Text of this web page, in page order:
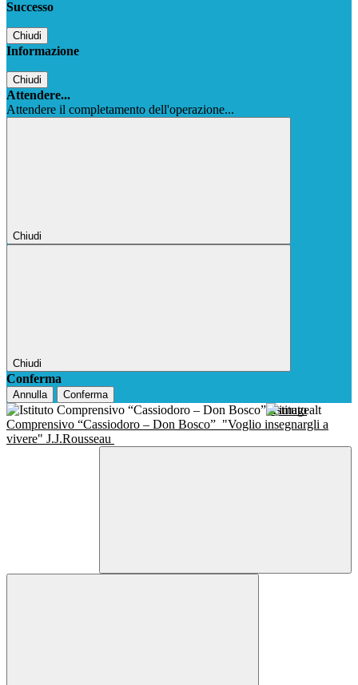
Successo
Chiudi
Informazione
Chiudi
Attendere...
Attendere il completamento dell'operazione...
Chiudi
Chiudi
Conferma
Annulla Conferma
Istituto
Comprensivo “Cassiodoro – Don Bosco” "Voglio insegnargli a
vivere" J.J.Rousseau